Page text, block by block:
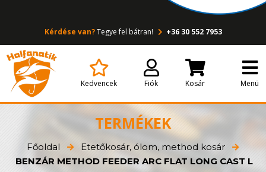
Kérdése van?Tegye fel bátran! +36 30 552 7953
Kedvencek Fiók Kosár Menü
TERMÉKEK
Főoldal
Etetőkosár, ólom, method kosár
BENZÁR METHOD FEEDER ARC FLAT LONG CAST L